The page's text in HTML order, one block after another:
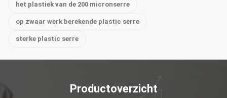
het plastiek van de 200 micronserre
op zwaar werk berekende plastic serre
sterke plastic serre
Productoverzicht